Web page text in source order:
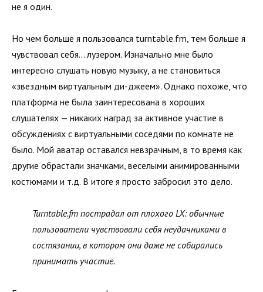
не я один.
Но чем больше я пользовался turntable.fm, тем больше я
чувствовал себя… лузером. Изначально мне было
интересно слушать новую музыку, а не становиться
«звездным виртуальным ди-джеем». Однако похоже, что
платформа не была заинтересована в хороших
слушателях — никаких наград за активное участие в
обсуждениях с виртуальными соседями по комнате не
было. Мой аватар оставался невзрачным, в то время как
другие обрастали значками, веселыми анимированными
костюмами и т.д. В итоге я просто забросил это дело.
Turntable.fm пострадал от плохого LX: обычные
пользователи чувствовали себя неудачниками в
состязании, в котором они даже не собирались
принимать участие.